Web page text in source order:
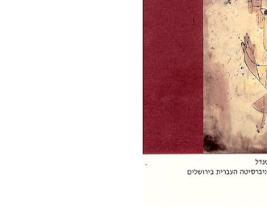
$43